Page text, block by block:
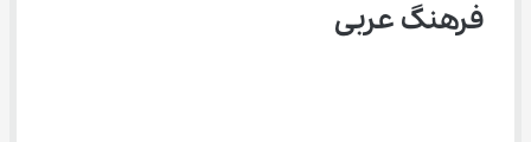
فرهنگ عربی